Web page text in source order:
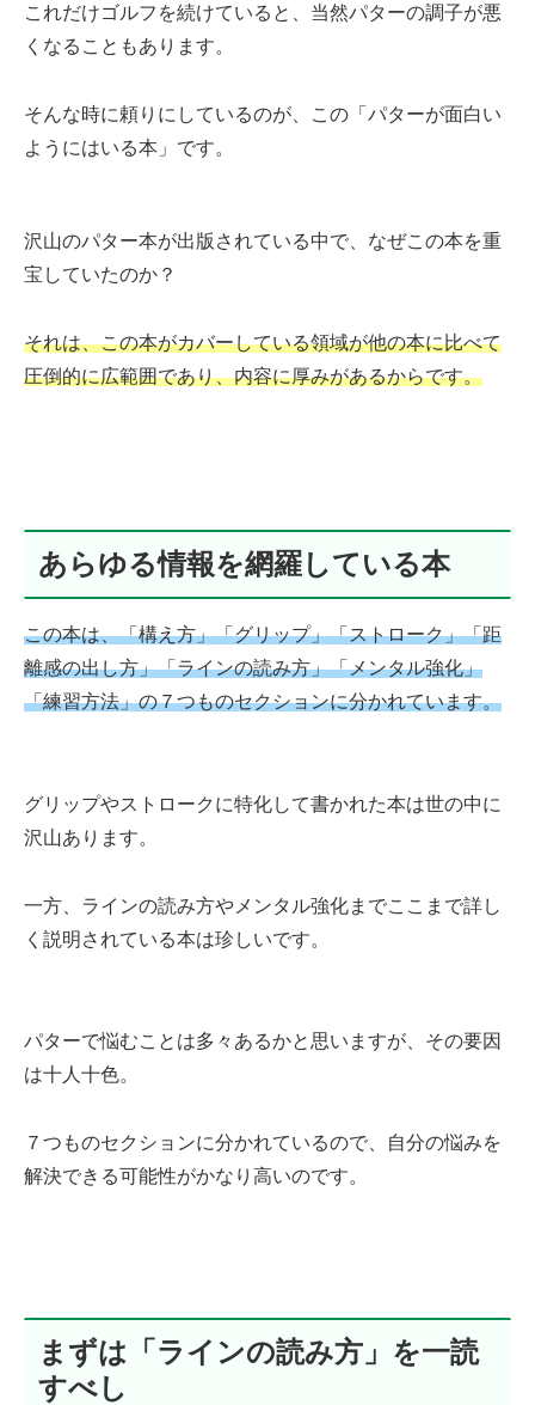
これだけゴルフを続けていると、当然パターの調子が悪
くなることもあります。
そんな時に頼りにしているのが、この「パターが面白い
ようにはいる本」です。
沢山のパター本が出版されている中で、なぜこの本を重
宝していたのか？
それは、この本がカバーしている領域が他の本に比べて
圧倒的に広範囲であり、内容に厚みがあるからです。
あらゆる情報を網羅している本
この本は、「構え方」「グリップ」「ストローク」「距
離感の出し方」「ラインの読み方」「メンタル強化」
「練習方法」の７つものセクションに分かれています。
グリップやストロークに特化して書かれた本は世の中に
沢山あります。
一方、ラインの読み方やメンタル強化までここまで詳し
く説明されている本は珍しいです。
パターで悩むことは多々あるかと思いますが、その要因
は十人十色。
７つものセクションに分かれているので、自分の悩みを
解決できる可能性がかなり高いのです。
まずは「ラインの読み方」を一読
すべし